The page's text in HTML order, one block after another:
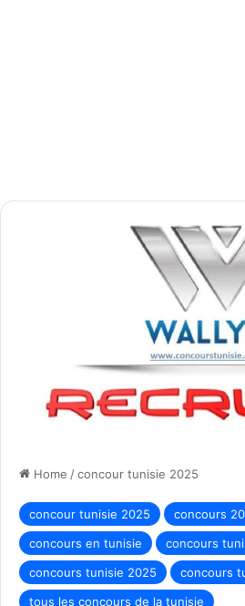
Home /concour tunisie 2025
concour tunisie 2025
concours
concours en tunisie
concours
concours tunisie 2025
concours
tous les concours de la tunisie